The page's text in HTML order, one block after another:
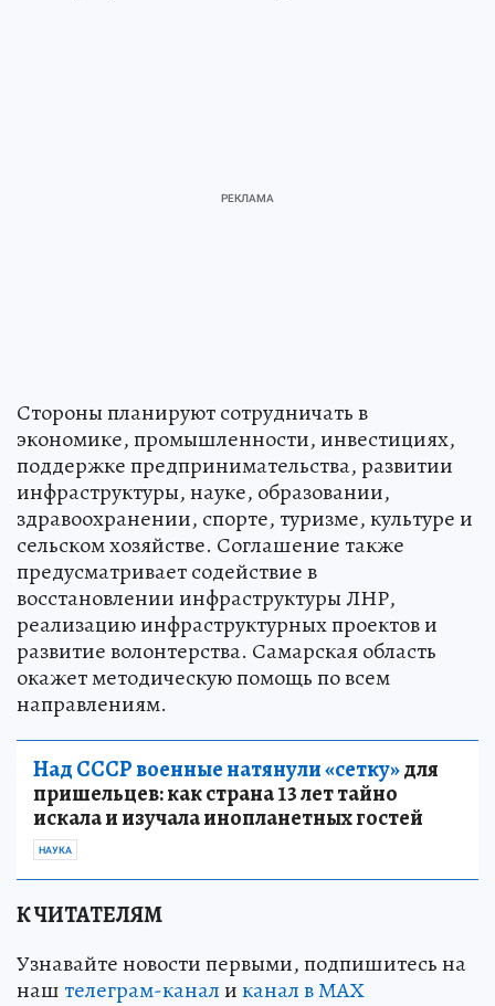
Стороны планируют сотрудничать в
экономике, промышленности, инвестициях,
поддержке предпринимательства, развитии
инфраструктуры, науке, образовании,
здравоохранении, спорте, туризме, культуре и
сельском хозяйстве. Соглашение также
предусматривает содействие в
восстановлении инфраструктуры ЛНР,
реализацию инфраструктурных проектов и
развитие волонтерства. Самарская область
окажет методическую помощь по всем
направлениям.
Над СССР военные натянули «сетку»для
пришельцев: как страна 13 лет тайно
искала и изучала инопланетных гостей
НАУКА
К ЧИТАТЕЛЯМ
Узнавайте новости первыми, подпишитесь на
наштелеграм-каналиканал в МАХ